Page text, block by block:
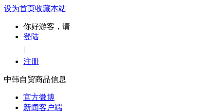
设为首页收藏本站
你好游客，请
登陆
|
注册
中韩自贸商品信息
官方微博
新闻客户端